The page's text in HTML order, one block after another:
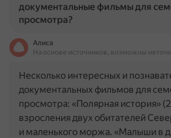
документальные фильмы для
просмотра?
Алиса
На основе источников, возможны
Несколько интересных и
документальных фильмов для
просмотра: «Полярная история»
взросления двух обитателей
и маленького моржа. «Малыши в